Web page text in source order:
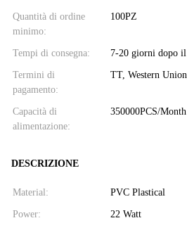
Quantità di ordine
minimo:
100PZ
Tempi di consegna: 7-20 giorni dopo
Termini di
pagamento:
TT, Western
Capacità di
alimentazione:
350000PCS/Month
DESCRIZIONE
Material: PVC Plastical
Power: 22 Watt